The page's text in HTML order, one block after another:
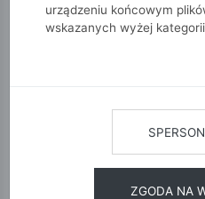
urządzeniu końcowym
wskazanych wyżej
ZGODA NA